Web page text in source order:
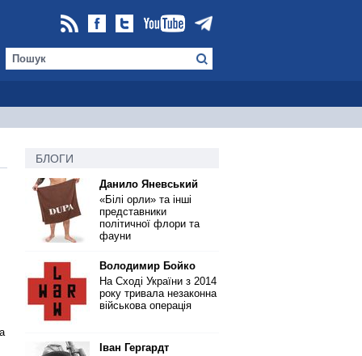
БЛОГИ
Данило Яневський
«Білі орли» та інші
представники
політичної флори та
фауни
Володимир Бойко
На Сході України з 2014
року тривала незаконна
військова операція
Іван Гергардт